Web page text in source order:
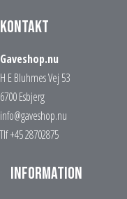
Kontakt
Gaveshop.nu
H E Bluhmes Vej 53
6700 Esbjerg
info@gaveshop.nu
Tlf +45 28702875
Information